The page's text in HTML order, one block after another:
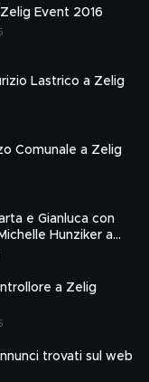
Event 2016
Lastrico a Zelig
Comunale a Zelig
e Gianluca con
Hunziker a
a Zelig
trovati sul web